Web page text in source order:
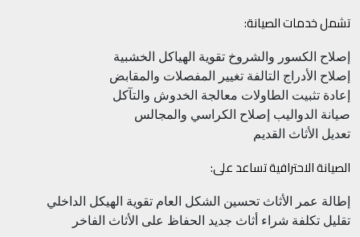
تشمل خدمات الصيانة:
إصلاح الكسور والشروخ تقوية الهياكل الخشبية
إصلاح الأدراج التالفة تغيير المفصلات والمقابض
إعادة تثبيت الطاولات معالجة الخدوش والتآكل
صيانة الدواليب إصلاح الكراسي والمجالس
تعديل الأثاث القديم
الصيانة الاحترافية تساعد على:
إطالة عمر الأثاث تحسين الشكل العام تقوية الهيكل الداخلي
تقليل تكلفة شراء أثاث جديد الحفاظ على الأثاث الفاخر